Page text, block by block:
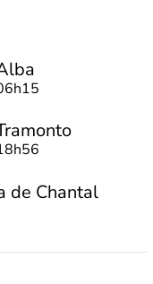
de Chantal